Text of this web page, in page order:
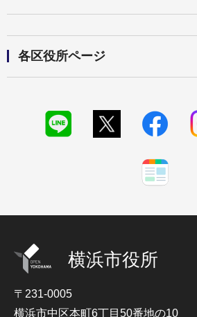
各区役所ページ
横浜市役所
〒231-0005
横浜市中区本町6丁目50番地の10